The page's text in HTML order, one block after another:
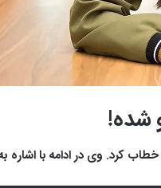
شده!
کرد. وی در ادامه با اشاره